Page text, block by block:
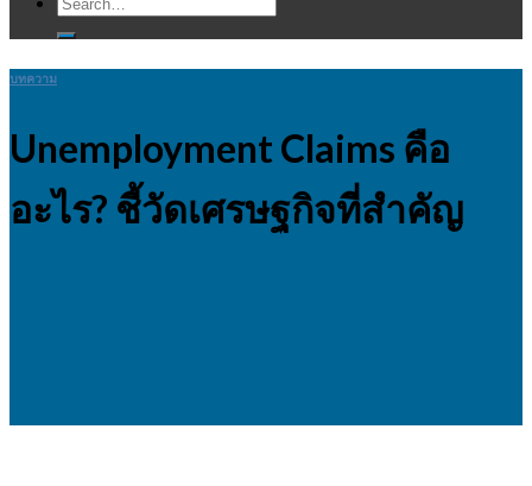
บทความ
Unemployment Claims คือ
อะไร? ชี้วัดเศรษฐกิจที่สำคัญ